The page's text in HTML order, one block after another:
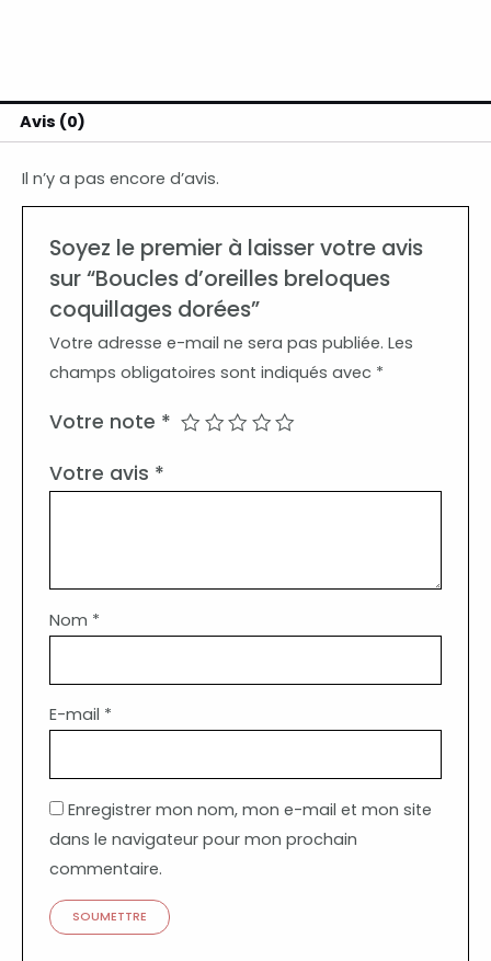
Avis (0)
Il n’y a pas encore d’avis.
Soyez le premier à laisser votre avis
sur “Boucles d’oreilles breloques
coquillages dorées”
Votre adresse e-mail ne sera pas publiée. Les
champs obligatoires sont indiqués avec *
Votre note *
Votre avis *
Nom *
E-mail *
Enregistrer mon nom, mon e-mail et mon site
dans le navigateur pour mon prochain
commentaire.